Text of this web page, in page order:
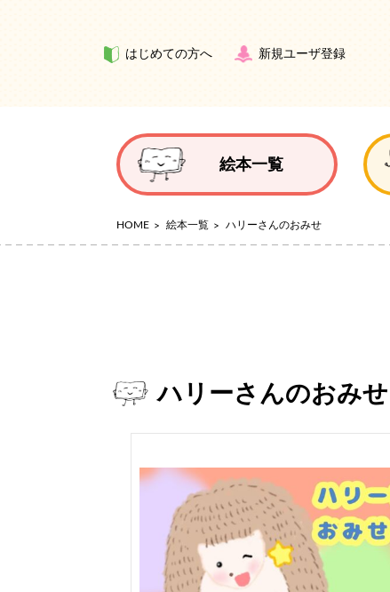
はじめての方へ 新規ユーザ登録
絵本一覧
HOME 絵本一覧 ハリーさんのおみせ
ハリーさんのおみせ